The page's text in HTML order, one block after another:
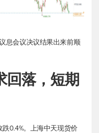
息会议决议结果出来前顺
回落，短期
0.4%。上海中天现货价